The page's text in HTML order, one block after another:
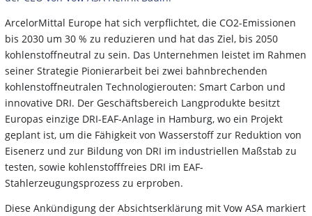
ArcelorMittal Europe hat sich verpflichtet, die CO2-Emissionen
bis 2030 um 30 % zu reduzieren und hat das Ziel, bis 2050
kohlenstoffneutral zu sein. Das Unternehmen leistet im Rahmen
seiner Strategie Pionierarbeit bei zwei bahnbrechenden
kohlenstoffneutralen Technologierouten: Smart Carbon und
innovative DRI. Der Geschäftsbereich Langprodukte besitzt
Europas einzige DRI-EAF-Anlage in Hamburg, wo ein Projekt
geplant ist, um die Fähigkeit von Wasserstoff zur Reduktion von
Eisenerz und zur Bildung von DRI im industriellen Maßstab zu
testen, sowie kohlenstofffreies DRI im EAF-
Stahlerzeugungsprozess zu erproben.
Diese Ankündigung der Absichtserklärung mit Vow ASA markiert